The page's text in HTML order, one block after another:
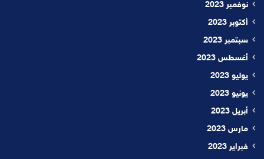
نوفمبر 2023
أكتوبر 2023
سبتمبر 2023
أغسطس 2023
يوليو 2023
يونيو 2023
أبريل 2023
مارس 2023
فبراير 2023